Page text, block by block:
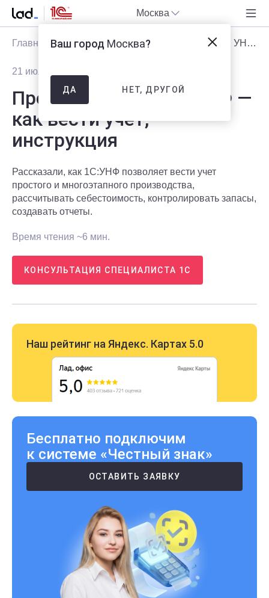
Москва
Главная Блог Статьи Производство в 1С УНФ — как вести учет, инструкция
21 июля 2025
Производство в 1С УНФ —
как вести учет,
инструкция
Рассказали, как 1С:УНФ позволяет вести учет
простого и многоэтапного производства,
рассчитывать себестоимость, контролировать запасы,
создавать отчеты.
Время чтения ~6 мин.
КОНСУЛЬТАЦИЯ СПЕЦИАЛИСТА 1С
Наш рейтинг на Яндекс. Картах 5.0
Бесплатно подключим
к системе «Честный знак»
ОСТАВИТЬ ЗАЯВКУ
Ваш город Москва?
ДА НЕТ, ДРУГОЙ